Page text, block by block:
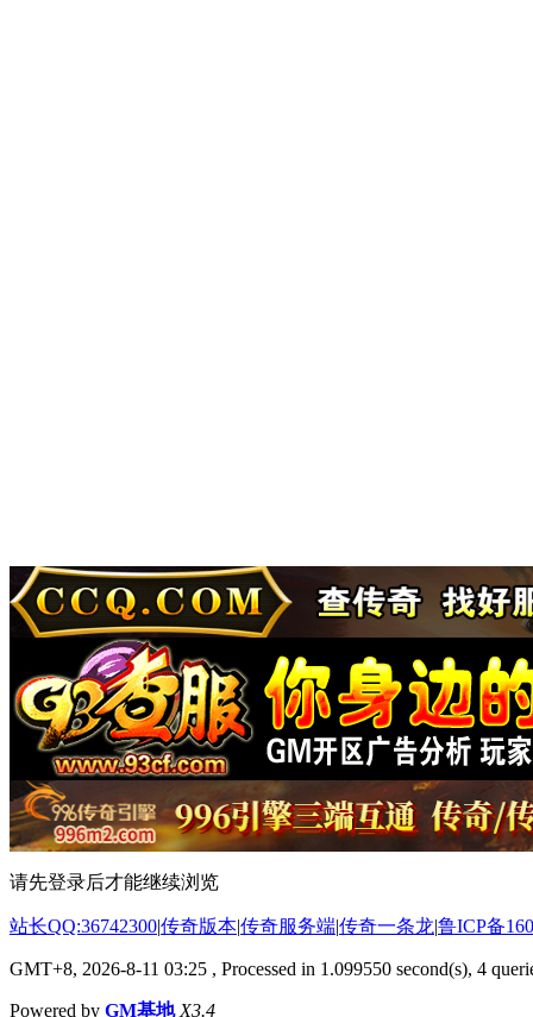
请先登录后才能继续浏览
站长QQ:36742300|传奇版本|传奇服务端|传奇一条龙|鲁ICP备
GMT+8, 2026-8-11 03:25 , Processed in 1.099550 second(s), 4
Powered by GM基地 X3.4